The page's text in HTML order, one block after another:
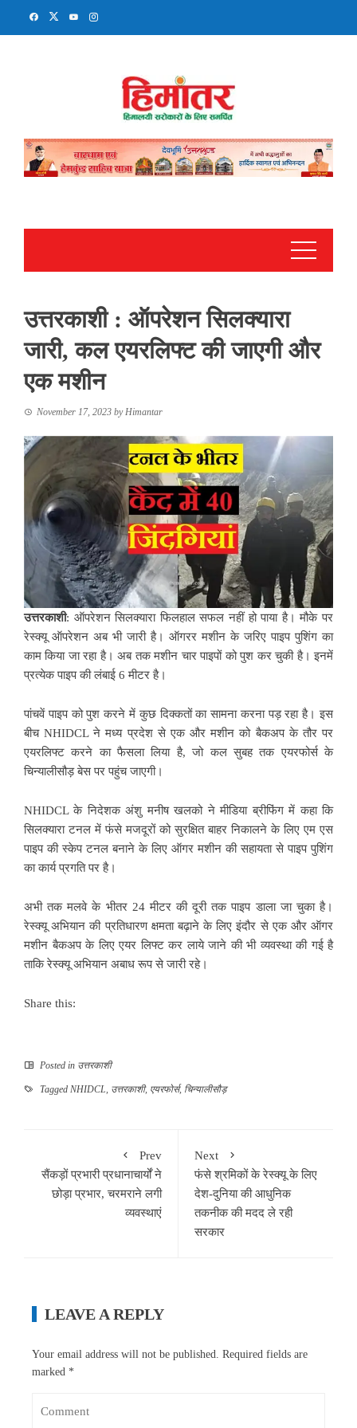
उत्तरकाशी : ऑपरेशन सिलक्यारा
जारी, कल एयरलिफ्ट की जाएगी और
एक मशीन
November 17, 2023 byHimantar
उत्तरकाशी: ऑपरेशन सिलक्यारा फिलहाल सफल नहीं हो पाया है। मौके पर
रेस्क्यू ऑपरेशन अब भी जारी है। ऑगरर मशीन के जरिए पाइप पुशिंग का
काम किया जा रहा है। अब तक मशीन चार पाइपों को पुश कर चुकी है। इनमें
प्रत्येक पाइप की लंबाई 6 मीटर है।
पांचवें पाइप को पुश करने में कुछ दिक्कतों का सामना करना पड़ रहा है। इस
बीच NHIDCL ने मध्य प्रदेश से एक और मशीन को बैकअप के तौर पर
एयरलिफ्ट करने का फैसला लिया है, जो कल सुबह तक एयरफोर्स के
चिन्यालीसौड़ बेस पर पहुंच जाएगी।
NHIDCL के निदेशक अंशु मनीष खलको ने मीडिया ब्रीफिंग में कहा कि
सिलक्यारा टनल में फंसे मजदूरों को सुरक्षित बाहर निकालने के लिए एम एस
पाइप की स्केप टनल बनाने के लिए ऑगर मशीन की सहायता से पाइप पुशिंग
का कार्य प्रगति पर है।
अभी तक मलवे के भीतर 24 मीटर की दूरी तक पाइप डाला जा चुका है।
रेस्क्यू अभियान की प्रतिधारण क्षमता बढ़ाने के लिए इंदौर से एक और ऑगर
मशीन बैकअप के लिए एयर लिफ्ट कर लाये जाने की भी व्यवस्था की गई है
ताकि रेस्क्यू अभियान अबाध रूप से जारी रहे।
Share this:
Posted in उत्तरकाशी
Tagged NHIDCL उत्तरकाशी, एयरफोर्स, चिन्यालीसौड़
Prev
सैंकड़ों प्रभारी प्रधानाचार्यों ने
छोड़ा प्रभार, चरमराने लगी
व्यवस्थाएं
Next
फंसे श्रमिकों के रेस्क्यू के लिए
देश-दुनिया की आधुनिक
तकनीक की मदद ले रही
सरकार
LEAVE A REPLY
Your email address will not be published. Required fields are
marked *